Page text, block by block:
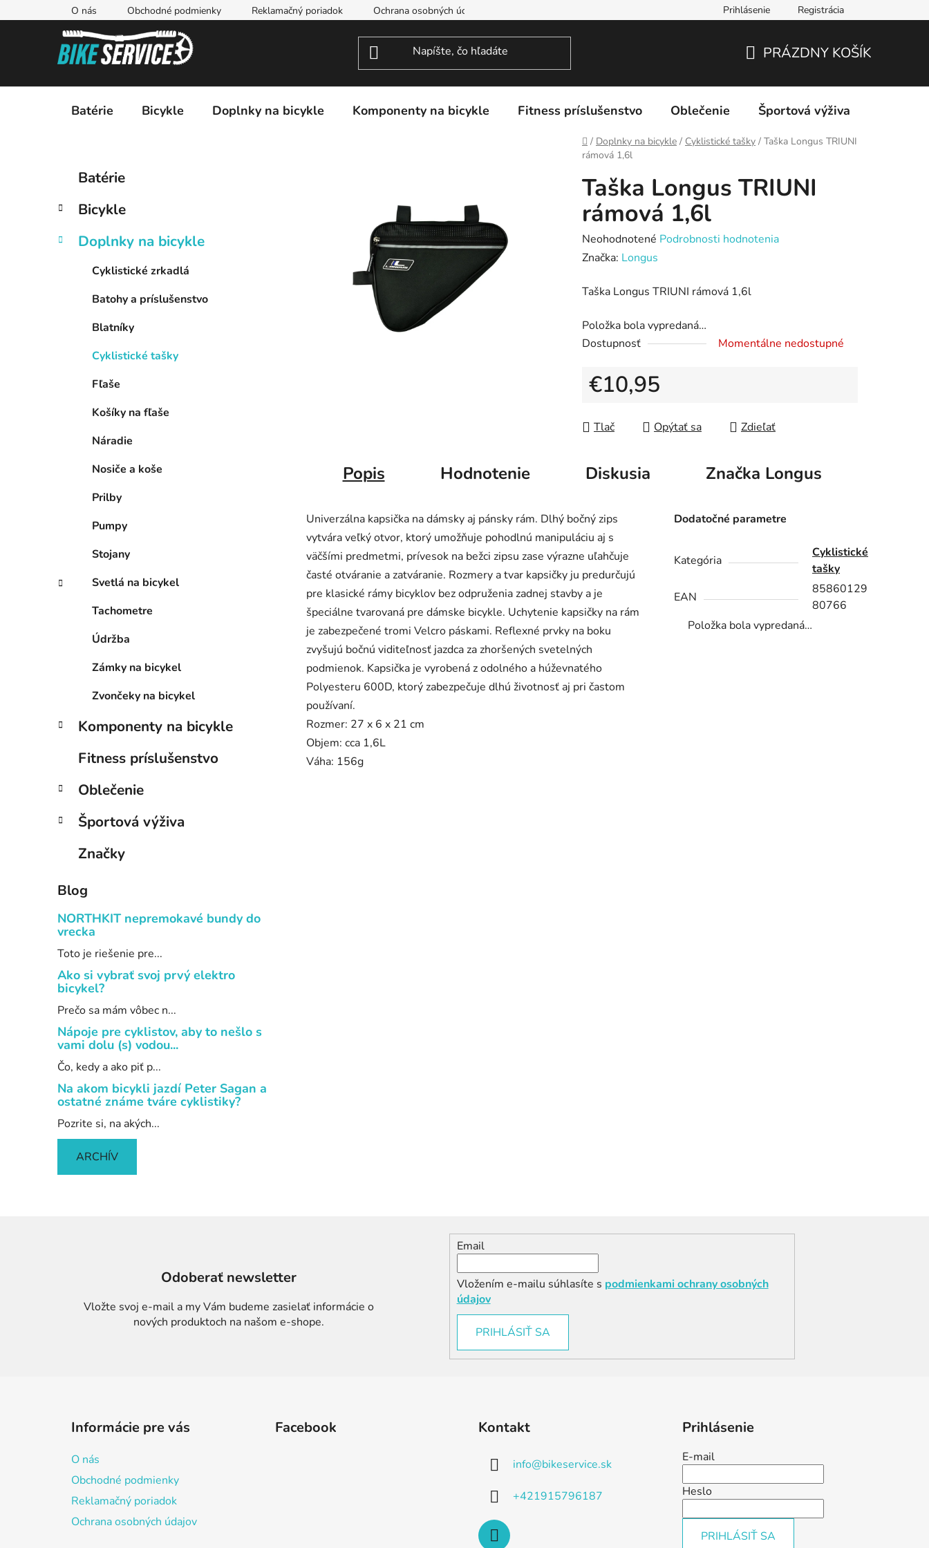
na
O nás Obchodné podmienky Reklamačný poriadok Ochrana osobných údajov Prihlásenie Registrácia
KOŠÍK
PRÁZDNY KOŠÍK
Batérie Bicykle Doplnky na bicykle Komponenty na bicykle Fitness príslušenstvo Oblečenie Športová výživa
Domov
/ Doplnky na bicykle / Cyklistické tašky / Taška Longus TRIUNI
rámová 1,6l
č
ý
Preskočiť
kategórie
e
ó
Batérie
Bicykle
Doplnky na bicykle
Cyklistické zrkadlá
Batohy a príslušenstvo
Blatníky
Cyklistické tašky
Fľaše
Košíky na fľaše
Náradie
Nosiče a koše
Prilby
Pumpy
Stojany
Svetlá na bicykel
Tachometre
Údržba
Zámky na bicykel
Zvončeky na bicykel
Komponenty na bicykle
Fitness príslušenstvo
Oblečenie
Športová výživa
Značky
Blog
NORTHKIT nepremokavé bundy do
vrecka
Toto je riešenie pre...
Ako si vybrať svoj prvý elektro
bicykel?
Prečo sa mám vôbec n...
Nápoje pre cyklistov, aby to nešlo s
vami dolu (s) vodou...
Čo, kedy a ako piť p...
Na akom bicykli jazdí Peter Sagan a
ostatné známe tváre cyklistiky?
Pozrite si, na akých...
ARCHÍV
Taška Longus TRIUNI
rámová 1,6l
Priemerné
hodnotenie
je
z
5
Neohodnotené Podrobnosti hodnotenia
Značka: Longus
Taška Longus TRIUNI rámová 1,6l
Položka bola vypredaná…
Dostupnosť
Momentálne nedostupné
€10,95
Tlač
Opýtať sa Zdieľať
Popis Hodnotenie Diskusia Značka Longus
Univerzálna kapsička na dámsky aj pánsky rám. Dlhý bočný zips
vytvára veľký otvor, ktorý umožňuje pohodlnú manipuláciu aj s
väčšími predmetmi, prívesok na bežci zipsu zase výrazne uľahčuje
časté otváranie a zatváranie. Rozmery a tvar kapsičky ju predurčujú
pre klasické rámy bicyklov bez odpruženia zadnej stavby a je
špeciálne tvarovaná pre dámske bicykle. Uchytenie kapsičky na rám
je zabezpečené tromi Velcro páskami. Reflexné prvky na boku
zvyšujú bočnú viditeľnosť jazdca za zhoršených svetelných
podmienok. Kapsička je vyrobená z odolného a húževnatého
Polyesteru 600D, ktorý zabezpečuje dlhú životnosť aj pri častom
používaní.
Rozmer: 27 x 6 x 21 cm
Objem: cca 1,6L
Váha: 156g
Dodatočné parametre
Kategória
Cyklistické
tašky
EAN
85860129
80766
Položka bola vypredaná…
Odoberať newsletter
Vložte svoj e-mail a my Vám budeme zasielať informácie o
nových produktoch na našom e-shope.
Email
Vložením e-mailu súhlasíte s podmienkami ochrany osobných
údajov
PRIHLÁSIŤ SA
Informácie pre vás
O nás
Obchodné podmienky
Reklamačný poriadok
Ochrana osobných údajov
Facebook Kontakt
info@bikeservice.sk
+421915796187
Prihlásenie
E-mail
Heslo
PRIHLÁSIŤ SA